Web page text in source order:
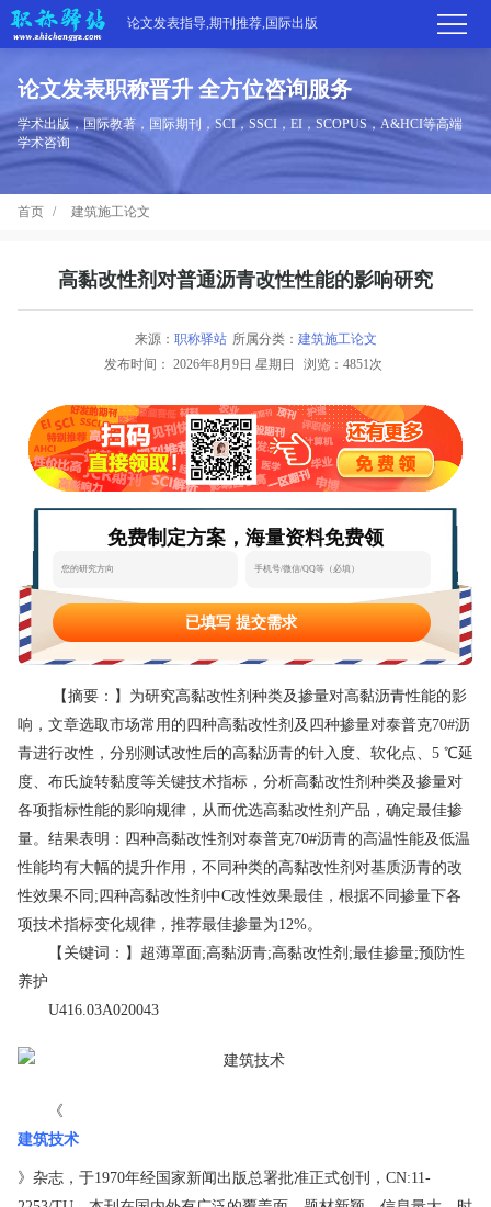
论文发表指导,期刊推荐,国际出版
首
页
学
论文发表职称晋升 全方位咨询服务
学术出版，国际教著，国际期刊，SCI，SSCI，EI，SCOPUS，A&HCI等高端
学术咨询
首页 建筑施工论文
高黏改性剂对普通沥青改性性能的影响研究
来源： 职称驿站 所属分类： 建筑施工论文
发布时间： 2026年8月9日 星期日 浏览：4851次
免费制定方案，海量资料免费领
已填写 提交需求
【摘要：】为研究高黏改性剂种类及掺量对高黏沥青性能的影
响，文章选取市场常用的四种高黏改性剂及四种掺量对泰普克70#沥
青进行改性，分别测试改性后的高黏沥青的针入度、软化点、5 ℃延
度、布氏旋转黏度等关键技术指标，分析高黏改性剂种类及掺量对
各项指标性能的影响规律，从而优选高黏改性剂产品，确定最佳掺
量。结果表明：四种高黏改性剂对泰普克70#沥青的高温性能及低温
性能均有大幅的提升作用，不同种类的高黏改性剂对基质沥青的改
性效果不同;四种高黏改性剂中C改性效果最佳，根据不同掺量下各
项技术指标变化规律，推荐最佳掺量为12%。
【关键词：】超薄罩面;高黏沥青;高黏改性剂;最佳掺量;预防性
养护
U416.03A020043
《
建筑技术
》杂志，于1970年经国家新闻出版总署批准正式创刊，CN:11-